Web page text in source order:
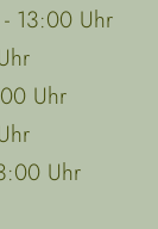
13:00 Uhr
Uhr
Uhr